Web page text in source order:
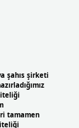
şahıs şirketi
tamamen